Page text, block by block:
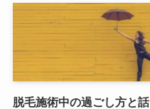
脱毛施術中の過ごし方と話